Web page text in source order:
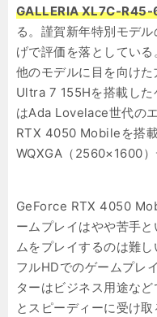
GALLERIA XL7C-R45-
る。謹賀新年特別モデ
げで評価を落としてい
他のモデルに目を向け
Ultra 7 155Hを搭載した
はAda Lovelace世代の
RTX 4050 Mobileを搭
WQXGA（2560×1600）
GeForce RTX 4050
ームプレイはやや苦手
ムをプレイするのは難
フルHDでのゲームプレ
ターはビジネス用途な
とスピーディーに受け取